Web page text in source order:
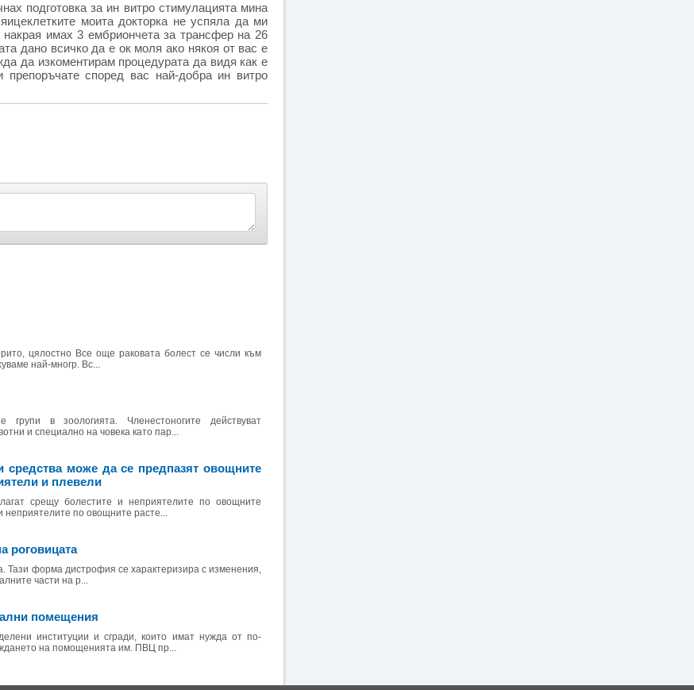
подготовка за ин витро стимулацията мина
моита докторка не успяла да ми
имах 3 ембриончета за трансфер на 26
дано всичко да е ок моля ако някоя от вас е
да изкоментирам процедурата да видя как е
според вас най-добра ин витро
цялостно Все още раковата болест се числи към
най-многр. Вс...
в зоологията. Членестоногите действуват
и специално на човека като пар...
средства може да се предпазят овощните
и плевели
срещу болестите и неприятелите по овощните
неприятелите по овощните расте...
роговицата
Тази форма дистрофия се характеризира с изменения,
части на р...
помещения
институции и сгради, които имат нужда от по-
на помощенията им. ПВЦ пр...